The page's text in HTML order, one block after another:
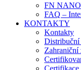
FN NANO
FAQ –
KONTAKTY
Kontakty
Distribuční
Zahraniční
Certifikace